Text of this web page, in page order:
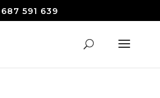
687 591 639